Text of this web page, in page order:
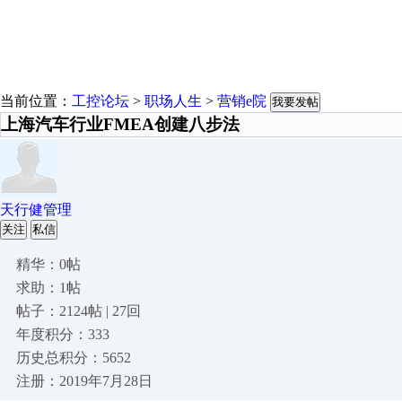
当前位置： 工控论坛 > 职场人生 > 营销e院 我要发帖
上海汽车行业FMEA创建八步法
天行健管理
关注 私信
精华：0帖
求助：1帖
帖子：2124帖 | 27回
年度积分：333
历史总积分：5652
注册：2019年7月28日